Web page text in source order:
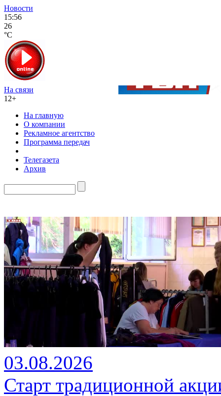
Новости
15:56
26
°C
На связи
12+
На главную
О компании
Рекламное агентство
Программа передач
Телегазета
Архив
03.08.2026
Старт традиционной